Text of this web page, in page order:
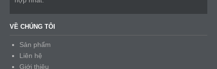
VỀ CHÚNG TÔI
Sản phẩm
Liên hệ
Giới thiệu